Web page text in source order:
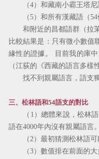
（4）和藏南小霸王塔尼
（5）和所有漢藏語（54
和附近的昌都語群（拉茉
比較結果是：只有微小數值
緣性的證據。 目前我的庫
（江荻的《西藏的語言多樣
找不到親屬語言，語支獨
三、松林語和54語支的對比
（1）總體來說，松林語
語在4000年內沒有親屬語言。
（2）最初猜測松林語可
（3）數值排在前面的大